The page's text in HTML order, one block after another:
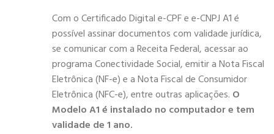
Com o Certificado Digital e-CPF e e-CNPJ A1 é
possível assinar documentos com validade jurídica,
se comunicar com a Receita Federal, acessar ao
programa Conectividade Social, emitir a Nota Fiscal
Eletrônica (NF-e) e a Nota Fiscal de Consumidor
Eletrônica (NFC-e), entre outras aplicações. O
Modelo A1 é instalado no computador e tem
validade de 1 ano.